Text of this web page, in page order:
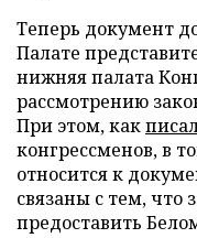
Теперь документ
Палате
нижняя палата
рассмотрению
При этом, как
конгрессменов, в
относится к
связаны с тем, что
предоставить